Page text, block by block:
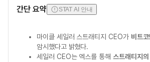
간단 요약 STAT AI 안내
마이클 세일러 스트래티지 CEO가 비트
암시했다고 밝혔다.
세일러 CEO는 엑스를 통해 스트래티지